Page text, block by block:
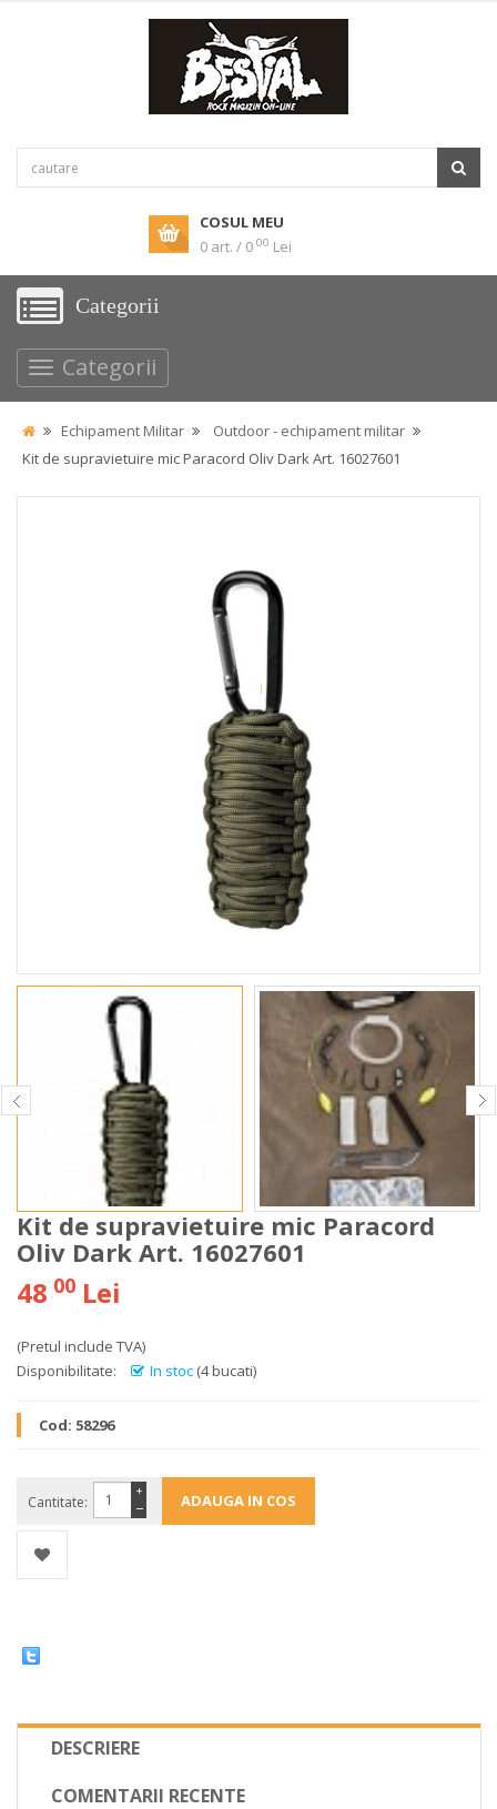
COSUL MEU
0 art. / 0 00 Lei
Categorii
Categorii
Echipament Militar
Outdoor - echipament militar
Kit de supravietuire mic Paracord Oliv Dark Art. 16027601
Kit de supravietuire mic Paracord
Oliv Dark Art. 16027601
48 00 Lei
(Pretul include TVA)
Disponibilitate:
In stoc (4 bucati)
Cod: 58296
Cantitate: −
+
DESCRIERE
COMENTARII RECENTE